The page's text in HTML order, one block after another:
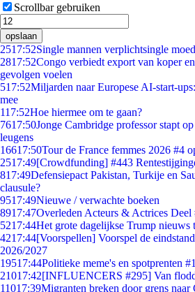
Scrollbar gebruiken
opslaan
2517:52Single mannen verplichtsingle
2817:52Congo verbiedt export van koper
gevolgen voelen
517:52Miljarden naar Europese AI-start-
mee
117:52Hoe hiermee om te gaan?
7617:50Jonge Cambridge professor stapt
leugens
16617:50Tour de France femmes 2026 #4
2517:49[Crowdfunding] #443
817:49Defensiepact Pakistan, Turkije en
clausule?
9517:49Nieuwe / verwachte boeken
8917:47Overleden Acteurs & Actrices Deel
5217:44Het grote dagelijkse Trump nieuws
4217:44[Voorspellen] Voorspel de
2026/2027
19517:44Politieke meme's en spotprenten
21017:42[INFLUENCERS #295] Van
11017:39Migranten breken door grens naar